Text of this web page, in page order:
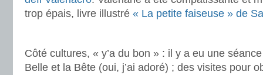
trop épais, livre illustré « La petite faiseuse » de
Côté cultures, « y’a du bon » : il y a eu une
Belle et la Bête (oui, j’ai adoré) ; des visites pour